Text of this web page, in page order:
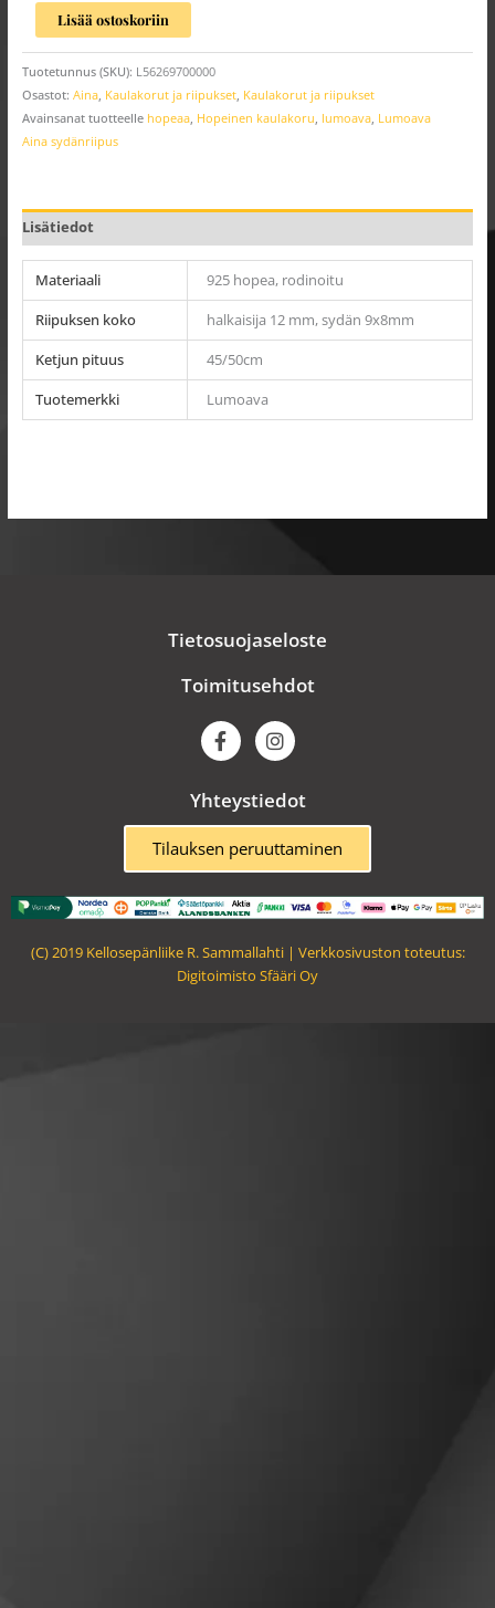
Lisää ostoskoriin
Tuotetunnus (SKU): L56269700000
Osastot: Aina, Kaulakorut ja riipukset, Kaulakorut ja riipukset
Avainsanat tuotteelle hopeaa, Hopeinen kaulakoru lumoava, Lumoava
Aina sydänriipus
Lisätiedot
Materiaali
925 hopea, rodinoitu
Riipuksen koko
halkaisija 12 mm, sydän 9x8mm
Ketjun pituus
45/50cm
Tuotemerkki
Lumoava
Tietosuojaseloste
Toimitusehdot
F
a
c
b
o
o
k
I
n
s
a
g
r
a
m
Yhteystiedot
Tilauksen peruuttaminen
(C) 2019 Kellosepänliike R. Sammallahti | Verkkosivuston toteutus:
Digitoimisto Sfääri Oy